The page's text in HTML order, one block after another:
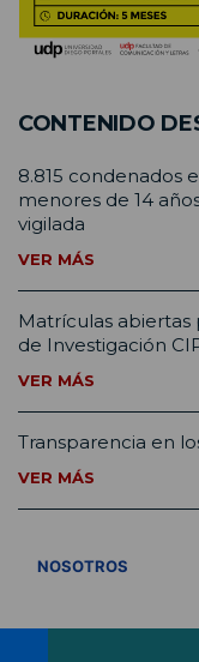
CONTENIDO
8.815 condenados
menores de 14
vigilada
VER MÁS
Matrículas
de Investigación
VER MÁS
Transparencia en
VER MÁS
NOSOTROS